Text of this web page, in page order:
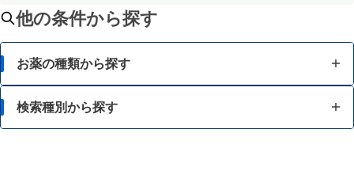
他の条件から探す
お薬の種類から探す
かぜ薬
検索種別から探す